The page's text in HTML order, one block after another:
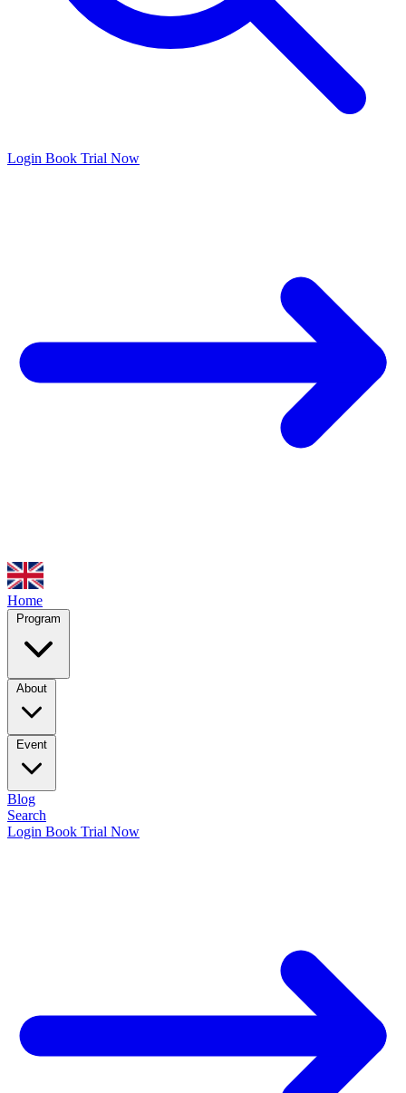
Login Book Trial Now
Home
Program
About
Event
Blog
Search
Login Book Trial Now